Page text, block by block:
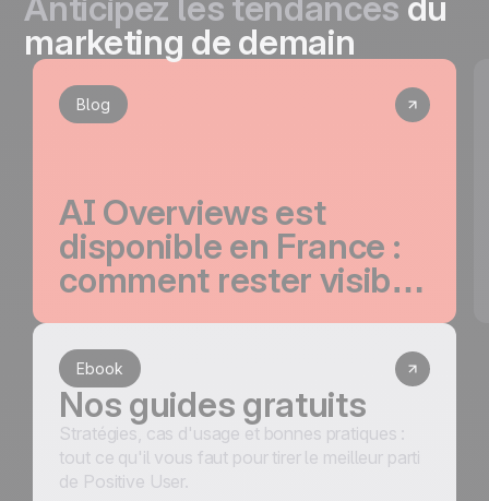
Anticipez les tendances du
marketing de demain
Blog
AI Overviews est
disponible en France :
comment rester visible
et ne plus perdre un
seul visiteur qualifié
Ebook
Nos guides gratuits
Stratégies, cas d'usage et bonnes pratiques :
tout ce qu'il vous faut pour tirer le meilleur parti
de Positive User.